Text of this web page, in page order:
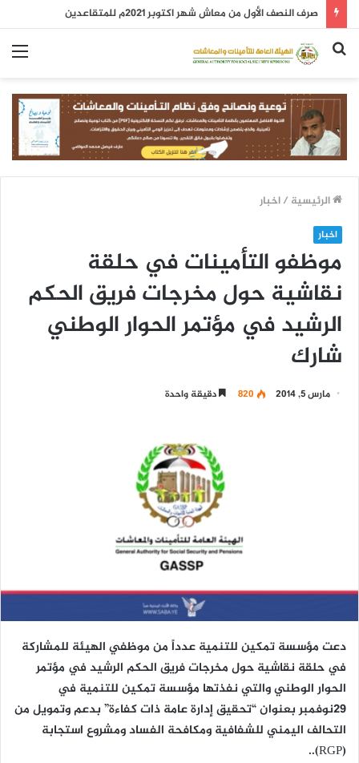
صرف النصف الأول من معاش شهر اكتوبر 2021م للمتقاعدين
بحث
الرئيسية /اخبار
اخبار
موظفو التأمينات في حلقة
نقاشية حول مخرجات فريق الحكم
الرشيد في مؤتمر الحوار الوطني
شارك
مارس 5, 2014 820 دقيقة واحدة
دعت مؤسسة تمكين للتنمية عدداً من موظفي الهيئة للمشاركة
في حلقة نقاشية حول مخرجات فريق الحكم الرشيد في مؤتمر
الحوار الوطني والتي نفذتها مؤسسة تمكين للتنمية في
29نوفمبر بعنوان “تحقيق إدارة عامة ذات كفاءة” بدعم وتمويل من
التحالف اليمني للشفافية ومكافحة الفساد ومشروع استجابة
(RGP)..